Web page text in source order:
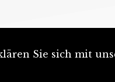
Sie sich mit